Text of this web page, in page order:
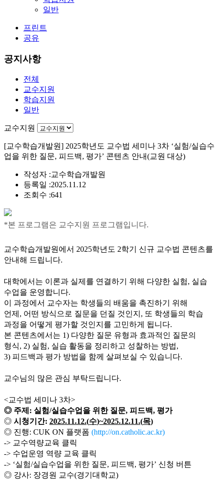
일반
프린트
공유
공지사항
전체
교수지원
학습지원
일반
교수지원
[교수학습개발원] 2025학년도 교수법 세미나 3차 ‘실험/실습수
업을 위한 질문, 피드백, 평가’ 콘텐츠 안내(교원 대상)
작성자 :교수학습개발원
등록일 :2025.11.12
조회수 :641
*본 프로그램은 교수지원 프로그램입니다.
교수학습개발원에서 2025학년도 2학기 신규 교수법 콘텐츠를
안내해 드립니다.
대학에서는 이론과 실제를 연결하기 위해 다양한 실험, 실습
수업을 운영합니다.
이 과정에서 교수자는 학생들의 배움을 촉진하기 위해
언제 , 어떤 방식으로 질문을 던질 것인지 , 또 학생들의 학습
과정을 어떻게 평가할 것인지를 고민하게 됩니다.
본 콘텐츠에서는 1) 다양한 질문 유형과 효과적인 질문의
형식, 2) 실험, 실습 활동을 정리하고 성찰하는 방법,
3) 피드백과 평가 방법을 함께 살펴보실 수 있습니다.
교수님의 많은 관심 부탁드립니다.
<교수법 세미나 3차>
◎ 주제 : 실험/실습수업을 위한 질문, 피드백, 평가
◎ 시청기간: 2025.11.12.(수)~2025.12.11.(목)
◎ 진행: CUK ON 플랫폼 (http://on.catholic.ac.kr)
-> 교수역량교육 클릭
-> 수업운영 역량 교육 클릭
-> ‘실험/실습수업을 위한 질문, 피드백, 평가’ 신청 버튼
◎ 강사: 장경원 교수(경기대학교)